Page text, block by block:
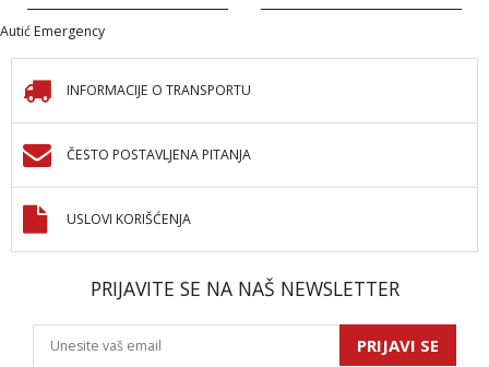
Autić Emergency
INFORMACIJE O TRANSPORTU
ČESTO POSTAVLJENA PITANJA
USLOVI KORIŠĆENJA
PRIJAVITE SE NA NAŠ NEWSLETTER
PRIJAVI SE